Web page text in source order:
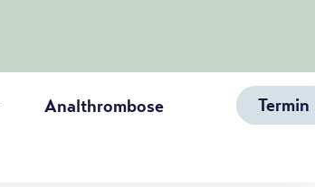
Analthrombose
Termin